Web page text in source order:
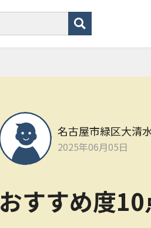
名古屋市緑区大清
2025年06月05日
おすすめ度